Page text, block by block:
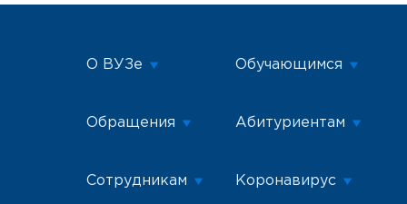
О ВУЗе Обучающимся
Обращения Абитуриентам
Сотрудникам Коронавирус